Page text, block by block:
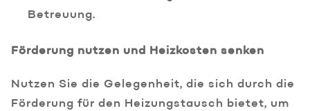
Betreuung.
Förderung nutzen und Heizkosten senken
Nutzen Sie die Gelegenheit, die sich durch die
Förderung für den Heizungstausch bietet, um